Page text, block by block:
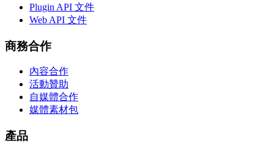
Plugin API 文件
Web API 文件
商務合作
內容合作
活動贊助
自媒體合作
媒體素材包
產品